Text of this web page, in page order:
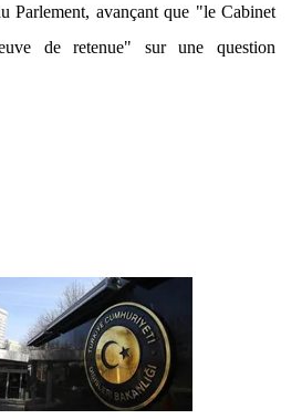
Parlement, avançant que "le Cabinet
de retenue" sur une question